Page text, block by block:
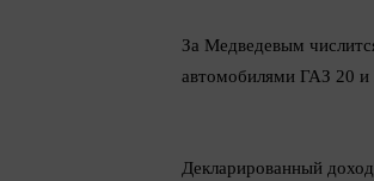
За Медведевым
автомобилями ГАЗ 20
Декларированный